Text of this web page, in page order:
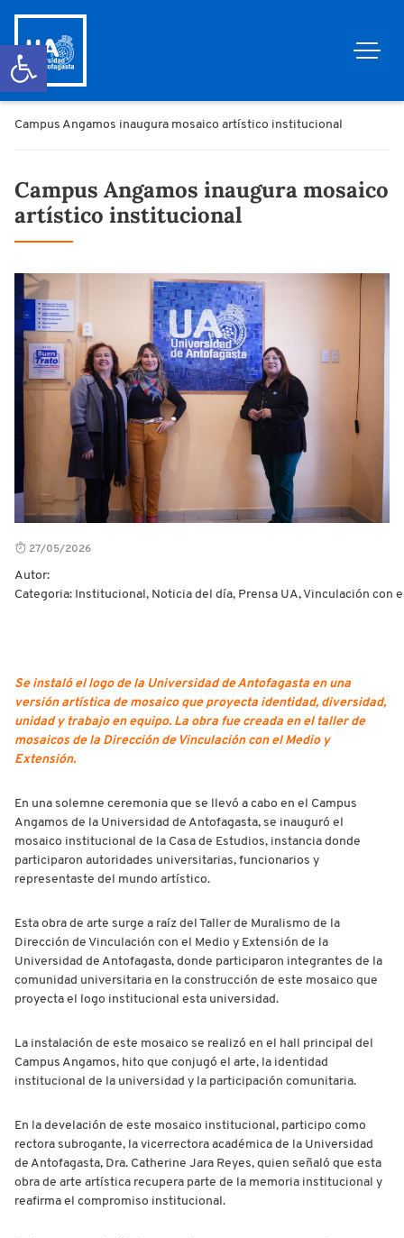
Abrir barra de herramientas
Campus Angamos inaugura mosaico artístico institucional
Campus Angamos inaugura mosaico
artístico institucional
27/05/2026
Autor:
Categoria: Institucional, Noticia del día, Prensa UA, Vinculación con
Se instaló el logo de la Universidad de Antofagasta en una
versión artística de mosaico que proyecta identidad, diversidad,
unidad y trabajo en equipo. La obra fue creada en el taller de
mosaicos de la Dirección de Vinculación con el Medio y
Extensión.
En una solemne ceremonia que se llevó a cabo en el Campus
Angamos de la Universidad de Antofagasta, se inauguró el
mosaico institucional de la Casa de Estudios, instancia donde
participaron autoridades universitarias, funcionarios y
representaste del mundo artístico.
Esta obra de arte surge a raíz del Taller de Muralismo de la
Dirección de Vinculación con el Medio y Extensión de la
Universidad de Antofagasta, donde participaron integrantes de la
comunidad universitaria en la construcción de este mosaico que
proyecta el logo institucional esta universidad.
La instalación de este mosaico se realizó en el hall principal del
Campus Angamos, hito que conjugó el arte, la identidad
institucional de la universidad y la participación comunitaria.
En la develación de este mosaico institucional, participo como
rectora subrogante, la vicerrectora académica de la Universidad
de Antofagasta, Dra. Catherine Jara Reyes, quien señaló que esta
obra de arte artística recupera parte de la memoria institucional y
reafirma el compromiso institucional.